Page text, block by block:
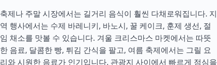
축제나 주말 시장에서는 길거리 음식이 훨씬 다채로워집니다. 지
역 행사에서는 수제 바레니키, 바노시, 꿀 케이크, 훈제 생선, 절
임 채소를 맛볼 수 있습니다. 겨울 크리스마스 마켓에서는 따뜻
한 음료, 달콤한 빵, 튀김 간식을 팔고, 여름 축제에서는 그릴 요
리와 시원한 음료가 인기입니다. 관광지 사이에서 빠르게 점심을